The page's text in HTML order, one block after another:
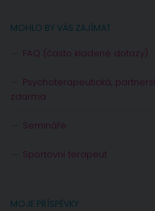
MOHLO BY VÁS ZAJÍMAT
FAQ (často kladené dotazy)
Psychoterapeutická,
zdarma
Semináře
Sportovní terapeut
MOJE PŘÍSPĚVKY